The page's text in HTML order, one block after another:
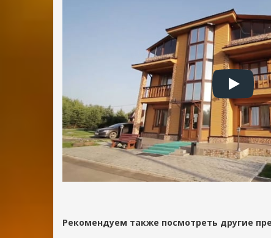
Рекомендуем также посмотреть другие